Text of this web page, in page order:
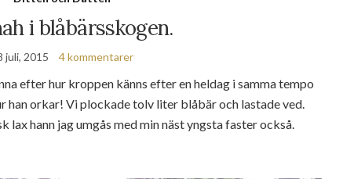
i blåbärsskogen.
juli, 2015 4 kommentarer
efter hur kroppen känns efter en heldag i samma tempo
han orkar! Vi plockade tolv liter blåbär och lastade ved.
hann jag umgås med min näst yngsta faster också.